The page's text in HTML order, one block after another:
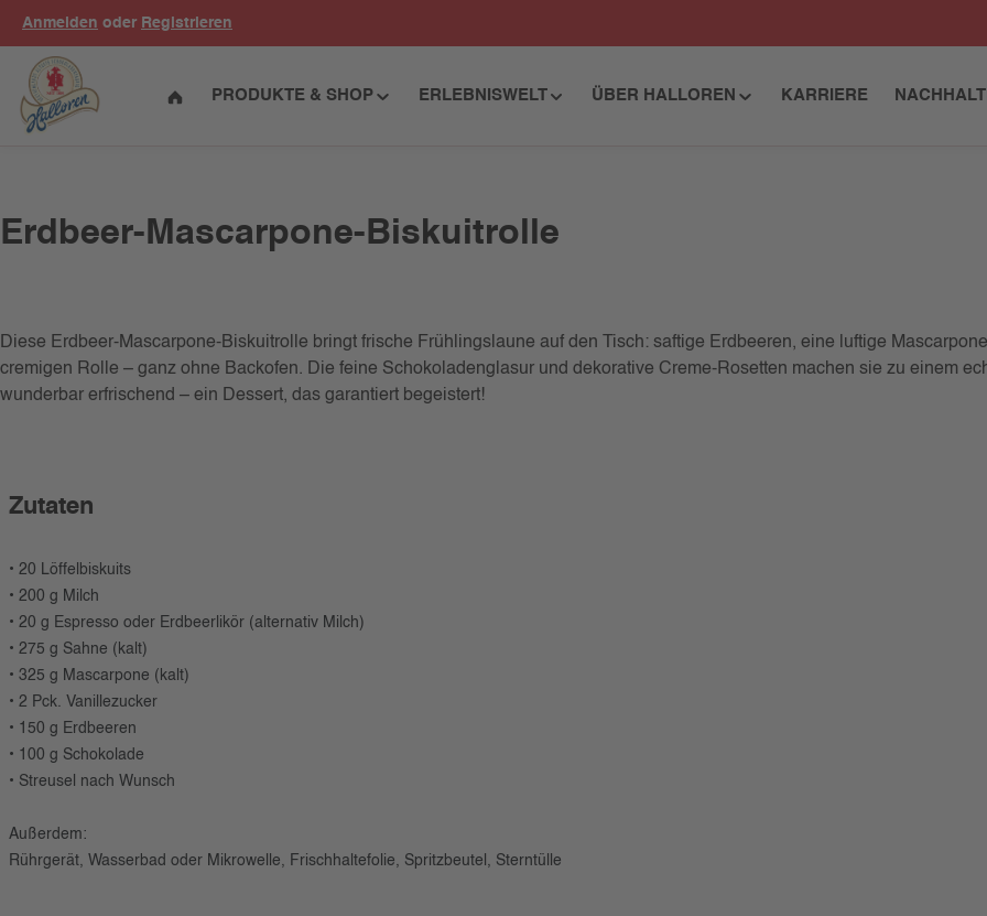
Hauptinhalt springen
Zur Hauptnavigation springen
Anmelden oder Registrieren
PRODUKTE & SHOP ERLEBNISWELT ÜBER HALLOREN KARRIERE
Erdbeer-Mascarpone-Biskuitrolle
Diese Erdbeer-Mascarpone-Biskuitrolle bringt frische Frühlingslaune auf den Tisch: saftige Erdbeeren, eine luftige
cremigen Rolle – ganz ohne Backofen. Die feine Schokoladenglasur und dekorative Creme-Rosetten machen sie zu einem
wunderbar erfrischend – ein Dessert, das garantiert begeistert!
Zutaten
• 20 Löffelbiskuits
• 200 g Milch
• 20 g Espresso oder Erdbeerlikör (alternativ Milch)
• 275 g Sahne (kalt)
• 325 g Mascarpone (kalt)
• 2 Pck. Vanillezucker
• 150 g Erdbeeren
• 100 g Schokolade
• Streusel nach Wunsch
Außerdem:
Rührgerät, Wasserbad oder Mikrowelle, Frischhaltefolie, Spritzbeutel, Sterntülle